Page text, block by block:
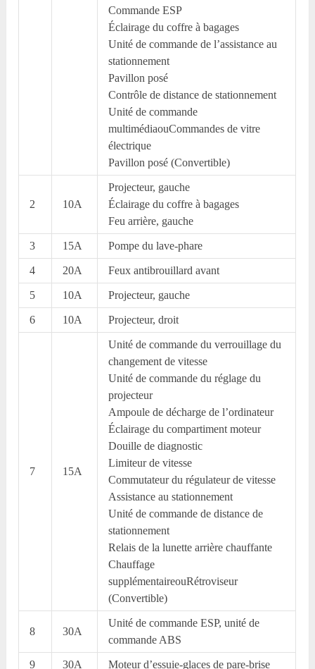
Commande ESP
Éclairage du coffre à bagages
Unité de commande de l’assistance au
stationnement
Pavillon posé
Contrôle de distance de stationnement
Unité de commande
multimédiaouCommandes de vitre
électrique
Pavillon posé (Convertible)
2 10A
Projecteur, gauche
Éclairage du coffre à bagages
Feu arrière, gauche
3 15A Pompe du lave-phare
4 20A Feux antibrouillard avant
5 10A Projecteur, gauche
6 10A Projecteur, droit
7 15A
Unité de commande du verrouillage du
changement de vitesse
Unité de commande du réglage du
projecteur
Ampoule de décharge de l’ordinateur
Éclairage du compartiment moteur
Douille de diagnostic
Limiteur de vitesse
Commutateur du régulateur de vitesse
Assistance au stationnement
Unité de commande de distance de
stationnement
Relais de la lunette arrière chauffante
Chauffage
supplémentaireouRétroviseur
(Convertible)
8 30A
Unité de commande ESP, unité de
commande ABS
9 30A Moteur d’essuie-glaces de pare-brise